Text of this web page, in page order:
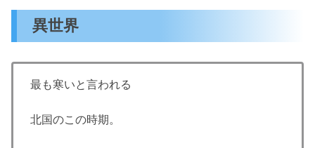
異世界
最も寒いと言われる
北国のこの時期。